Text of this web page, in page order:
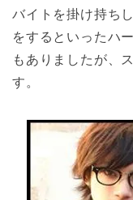
バイトを掛け持ち
をするといったハ
もありましたが、
す。